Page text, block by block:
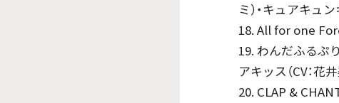
ミ）・キュアキュン
18. All for one
19. わんだふるぷ
アキッス（CV：花井
20. CLAP &